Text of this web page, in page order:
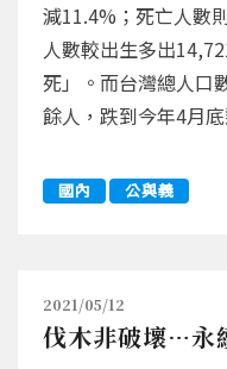
減11.4%；死亡人數
人數較出生多出
死」。而台灣總人口
餘人，跌到今年4月
國內 公與義
2021/05/12
伐木非破壞…永